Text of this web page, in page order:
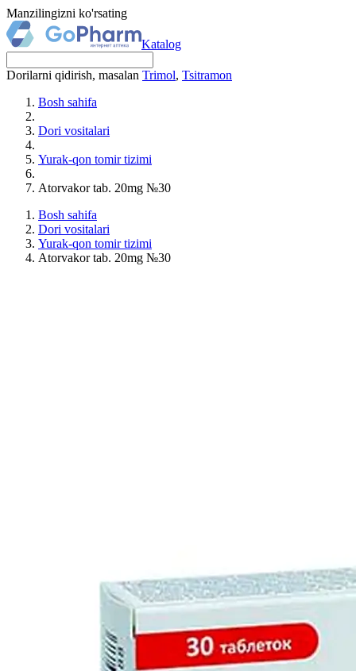
Manzilingizni ko'rsating
Katalog
Dorilarni qidirish, masalan Trimol, Tsitramon
Bosh sahifa
Dori vositalari
Yurak-qon tomir tizimi
Atorvakor tab. 20mg №30
Bosh sahifa
Dori vositalari
Yurak-qon tomir tizimi
Atorvakor tab. 20mg №30